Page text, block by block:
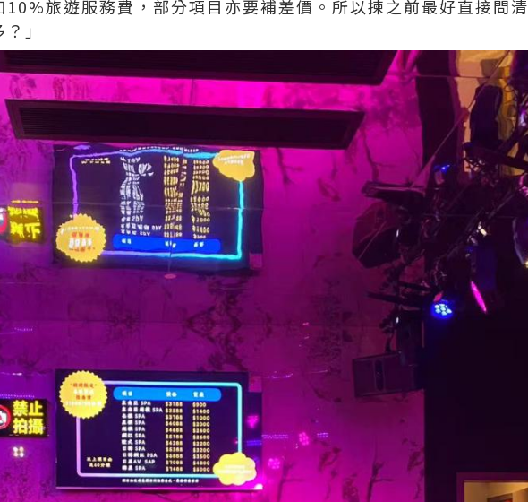
旅遊服務費，部分項目亦要補差價。所以揀之前最好直接問清
」